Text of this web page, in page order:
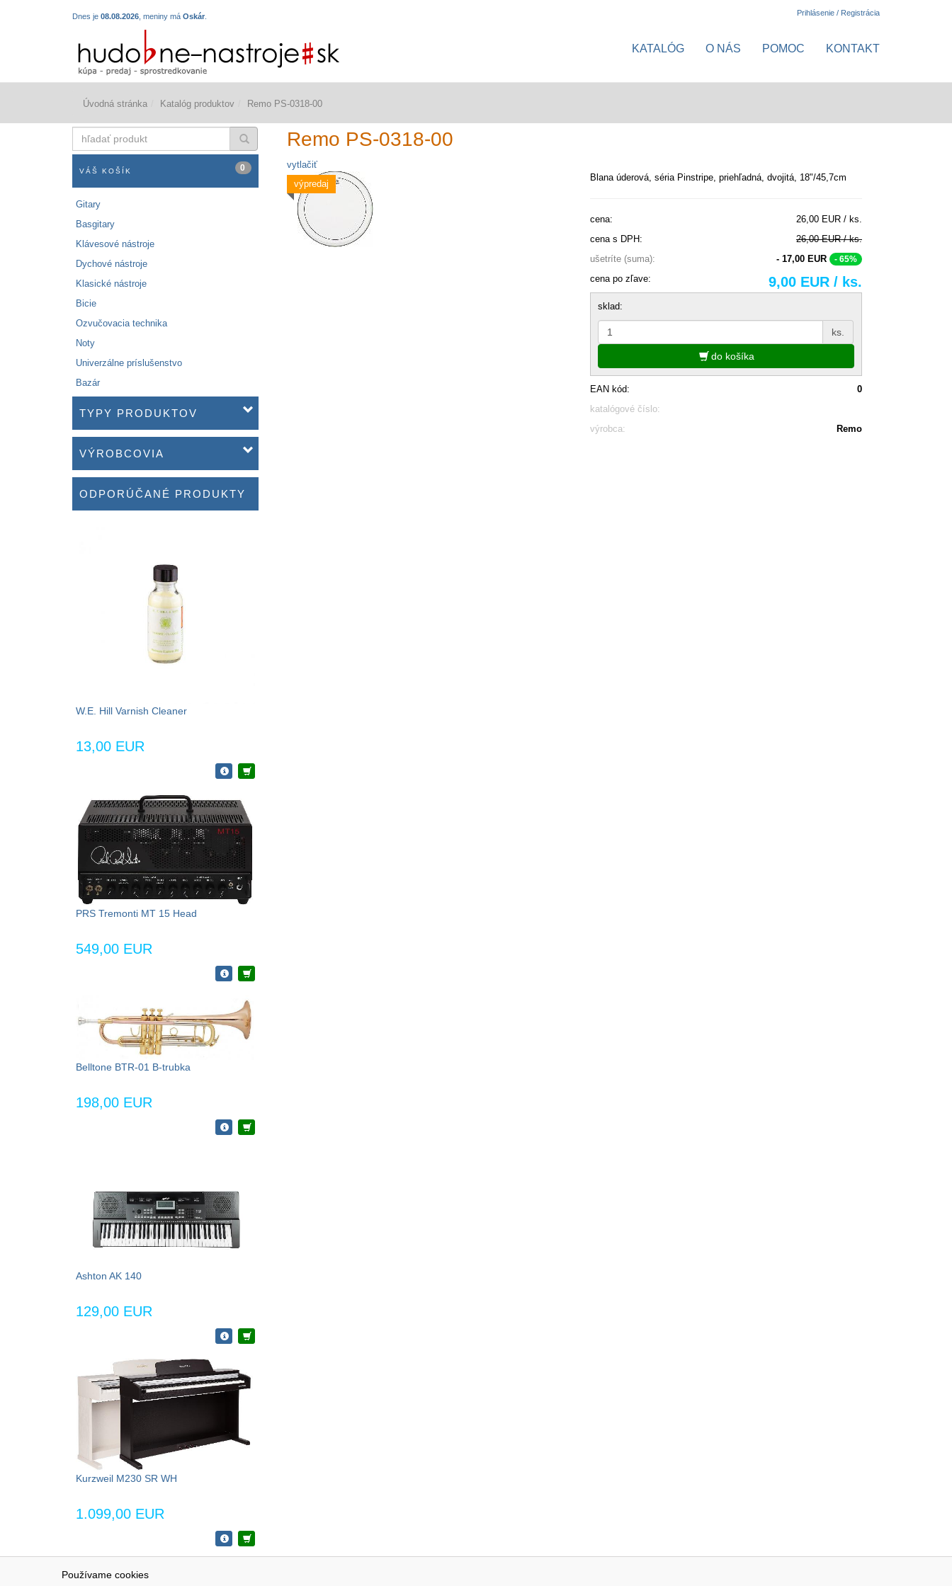
Používame cookies
Dnes je 08.08.2026 , meniny má Oskár Prihlásenie / Registrácia
KATALÓG O NÁS POMOC KONTAKT
Úvodná stránka Katalóg produktov Remo PS-0318-00
produkt
VÁŠ KOŠÍK 0
Gitary
Basgitary
Klávesové nástroje
Dychové nástroje
Klasické nástroje
Bicie
Ozvučovacia technika
Noty
Univerzálne príslušenstvo
Bazár
TYPY PRODUKTOV
VÝROBCOVIA
ODPORÚČANÉ PRODUKTY
W.E. Hill Varnish Cleaner
13,00 EUR
PRS Tremonti MT 15 Head
549,00 EUR
Belltone BTR-01 B-trubka
198,00 EUR
Ashton AK 140
129,00 EUR
Kurzweil M230 SR WH
1.099,00 EUR
Remo PS-0318-00
vytlačiť
Blana úderová, séria Pinstripe, priehľadná, dvojitá, 18"/45,7cm
cena:
26,00 EUR / ks.
cena s DPH:
26,00 EUR / ks.
ušetríte (suma):
- 17,00 EUR - 65%
cena po zľave: 9,00 EUR / ks.
sklad:
ks.
do košíka
EAN kód:
0
katalógové číslo:
výrobca:
Remo
výpredaj